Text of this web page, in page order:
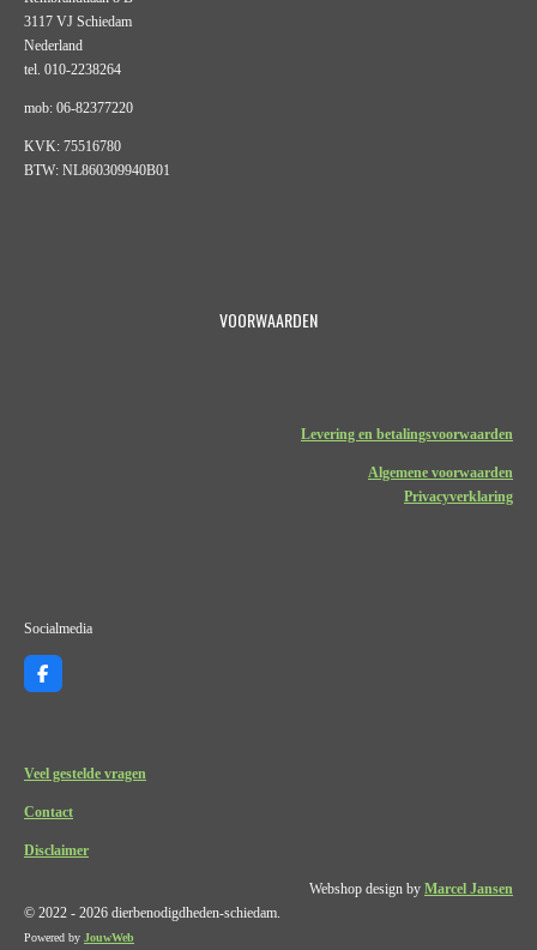
3117 VJ Schiedam
Nederland
tel. 010-2238264
mob: 06-82377220
KVK: 75516780
BTW: NL860309940B01
VOORWAARDEN
Levering en betalingsvoorwaarden
Algemene voorwaarden
Privacyverklaring
Socialmedia
F
a
o
Veel gestelde vragen
Contact
Disclaimer
Webshop design by Marcel Jansen
© 2022 - 2026 dierbenodigdheden-schiedam.
Powered by JouwWeb